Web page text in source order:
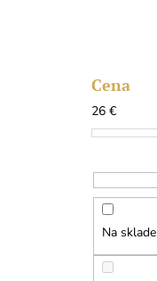
Cena
26 €
Na sklade